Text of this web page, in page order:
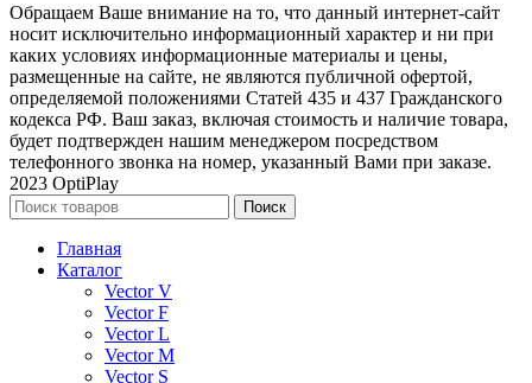
Обращаем Ваше внимание на то, что данный интернет-сайт
носит исключительно информационный характер и ни при
каких условиях информационные материалы и цены,
размещенные на сайте, не являются публичной офертой,
определяемой положениями Статей 435 и 437 Гражданского
кодекса РФ. Ваш заказ, включая стоимость и наличие товара,
будет подтвержден нашим менеджером посредством
телефонного звонка на номер, указанный Вами при заказе.
2023 OptiPlay
Поиск
Главная
Каталог
Vector V
Vector F
Vector L
Vector M
Vector S